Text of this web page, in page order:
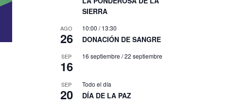
SIERRA
AGO
26
10:00 /13:30
DONACIÓN DE SANGRE
SEP
16
16 septiembre /22 septiembre
SEP
20
Todo el día
DÍA DE LA PAZ